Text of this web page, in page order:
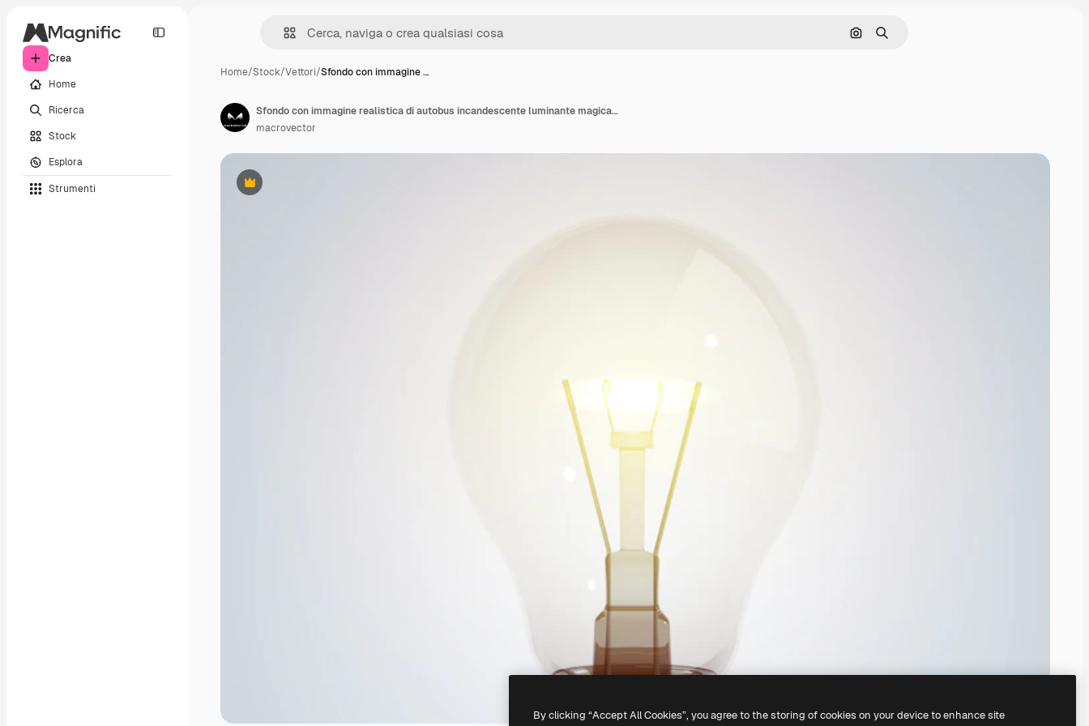
Crea
Home
Ricerca
Stock
Esplora
Strumenti
Cerca per immagine
Ricerca
Home/Stock/Vettori/Sfondo con immagine …
Premium
Sfondo con immagine realistica di autobus incandescente luminante magicamente appeso nel vuoto sull'illustrazione luminosa
macrovector
By clicking “Accept All Cookies”, you agree to the storing of cookies on your device to enhance site